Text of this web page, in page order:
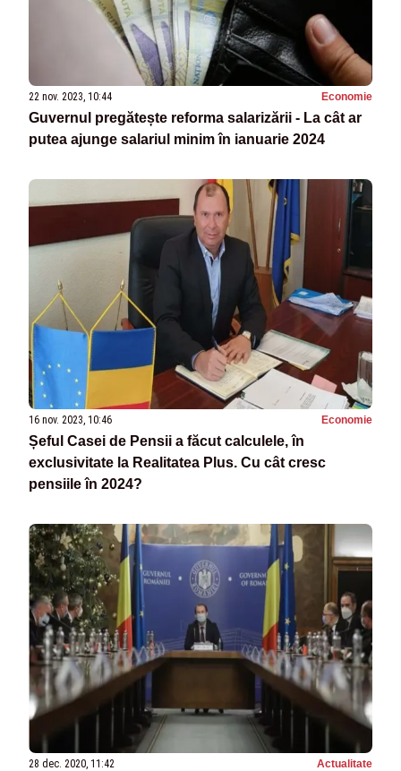
22 nov. 2023, 10:44 Economie
Guvernul pregătește reforma salarizării - La cât ar
putea ajunge salariul minim în ianuarie 2024
16 nov. 2023, 10:46 Economie
Șeful Casei de Pensii a făcut calculele, în
exclusivitate la Realitatea Plus. Cu cât cresc
pensiile în 2024?
28 dec. 2020, 11:42 Actualitate